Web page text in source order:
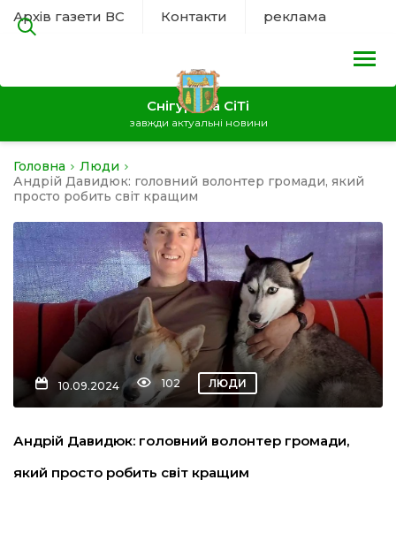
Архів газети ВС Контакти реклама
Снігурівка СіТі
завжди актуальні новини
Головна
Люди
Андрій Давидюк: головний волонтер громади, який
просто робить світ кращим
10.09.2024 102 ЛЮДИ
Андрій Давидюк: головний волонтер громади,
який просто робить світ кращим